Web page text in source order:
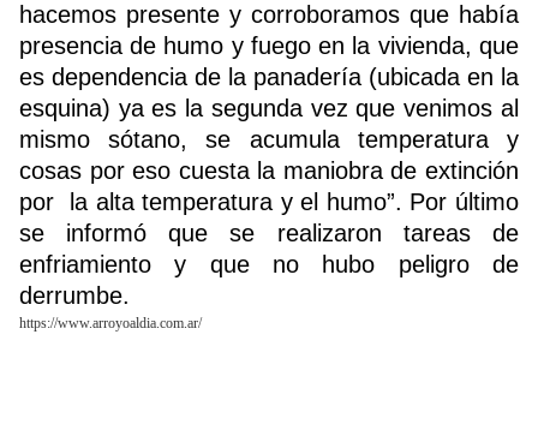
hacemos presente y corroboramos que había
presencia de humo y fuego en la vivienda, que
es dependencia de la panadería (ubicada en la
esquina) ya es la segunda vez que venimos al
mismo sótano, se acumula temperatura y
cosas por eso cuesta la maniobra de extinción
por la alta temperatura y el humo”. Por último
se informó que se realizaron tareas de
enfriamiento y que no hubo peligro de
derrumbe.
https://www.arroyoaldia.com.ar/